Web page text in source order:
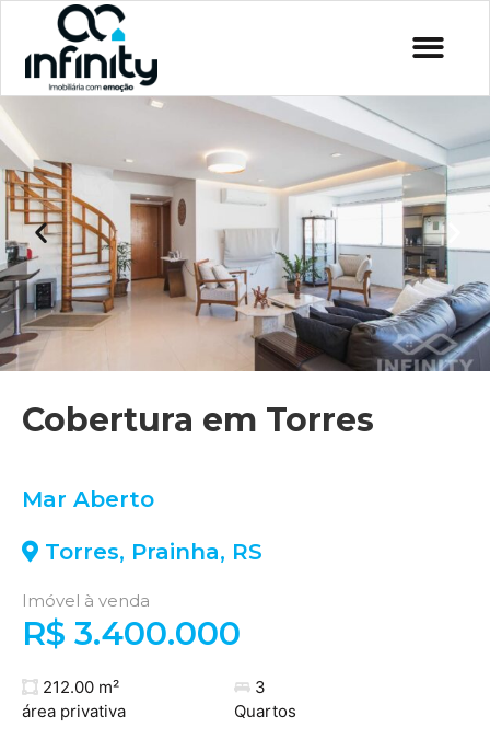
Cobertura em Torres
Mar Aberto
Torres, Prainha, RS
Imóvel à venda
R$ 3.400.000
212.00 m²
área privativa
3
Quartos